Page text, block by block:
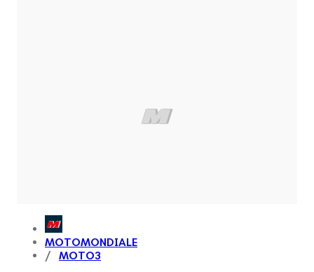
MOTOMONDIALE
MOTO3